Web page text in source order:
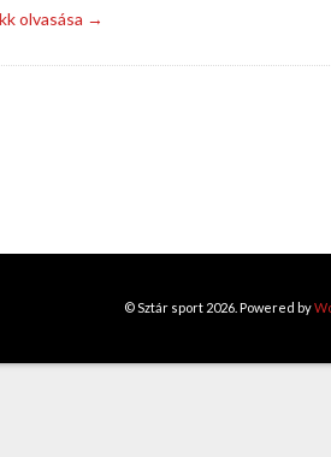
olvasása →
© Sztár sport 2026. Powered by